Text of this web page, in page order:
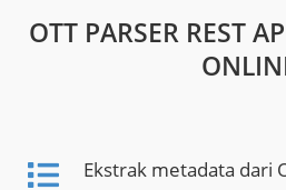
OTT PARSER REST
Ekstrak metadata dari